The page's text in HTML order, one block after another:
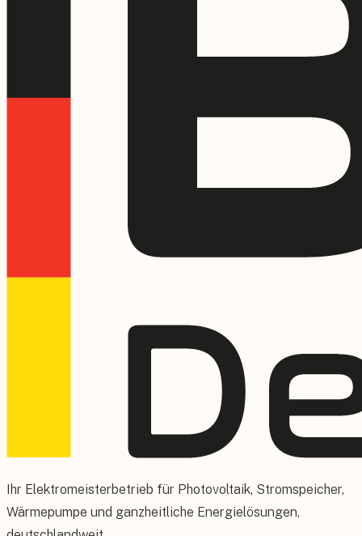
Ihr Elektromeisterbetrieb für Photovoltaik, Stromspeicher,
Wärmepumpe und ganzheitliche Energielösungen,